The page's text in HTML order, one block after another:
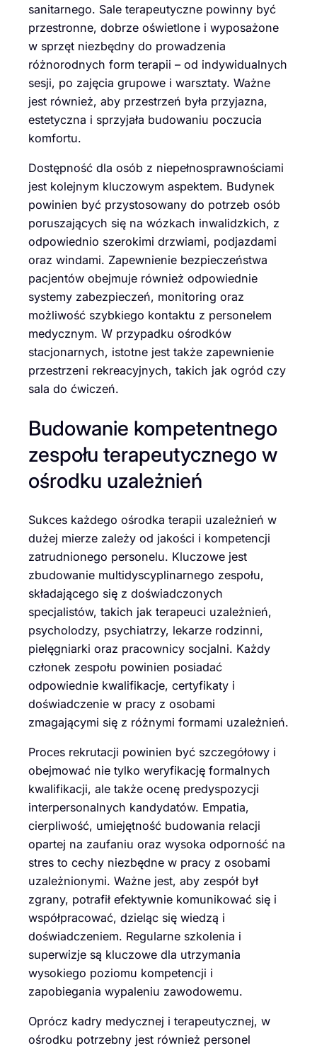
sanitarnego. Sale terapeutyczne powinny być
przestronne, dobrze oświetlone i wyposażone
w sprzęt niezbędny do prowadzenia
różnorodnych form terapii – od indywidualnych
sesji, po zajęcia grupowe i warsztaty. Ważne
jest również, aby przestrzeń była przyjazna,
estetyczna i sprzyjała budowaniu poczucia
komfortu.
Dostępność dla osób z niepełnosprawnościami
jest kolejnym kluczowym aspektem. Budynek
powinien być przystosowany do potrzeb osób
poruszających się na wózkach inwalidzkich, z
odpowiednio szerokimi drzwiami, podjazdami
oraz windami. Zapewnienie bezpieczeństwa
pacjentów obejmuje również odpowiednie
systemy zabezpieczeń, monitoring oraz
możliwość szybkiego kontaktu z personelem
medycznym. W przypadku ośrodków
stacjonarnych, istotne jest także zapewnienie
przestrzeni rekreacyjnych, takich jak ogród czy
sala do ćwiczeń.
Budowanie kompetentnego
zespołu terapeutycznego w
ośrodku uzależnień
Sukces każdego ośrodka terapii uzależnień w
dużej mierze zależy od jakości i kompetencji
zatrudnionego personelu. Kluczowe jest
zbudowanie multidyscyplinarnego zespołu,
składającego się z doświadczonych
specjalistów, takich jak terapeuci uzależnień,
psycholodzy, psychiatrzy, lekarze rodzinni,
pielęgniarki oraz pracownicy socjalni. Każdy
członek zespołu powinien posiadać
odpowiednie kwalifikacje, certyfikaty i
doświadczenie w pracy z osobami
zmagającymi się z różnymi formami uzależnień.
Proces rekrutacji powinien być szczegółowy i
obejmować nie tylko weryfikację formalnych
kwalifikacji, ale także ocenę predyspozycji
interpersonalnych kandydatów. Empatia,
cierpliwość, umiejętność budowania relacji
opartej na zaufaniu oraz wysoka odporność na
stres to cechy niezbędne w pracy z osobami
uzależnionymi. Ważne jest, aby zespół był
zgrany, potrafił efektywnie komunikować się i
współpracować, dzieląc się wiedzą i
doświadczeniem. Regularne szkolenia i
superwizje są kluczowe dla utrzymania
wysokiego poziomu kompetencji i
zapobiegania wypaleniu zawodowemu.
Oprócz kadry medycznej i terapeutycznej, w
ośrodku potrzebny jest również personel